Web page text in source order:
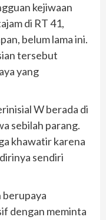
kejiwaan
di RT 41,
belum lama ini.
tersebut
yang
W berada di
sebilah parang.
khawatir karena
sendiri
berupaya
dengan meminta